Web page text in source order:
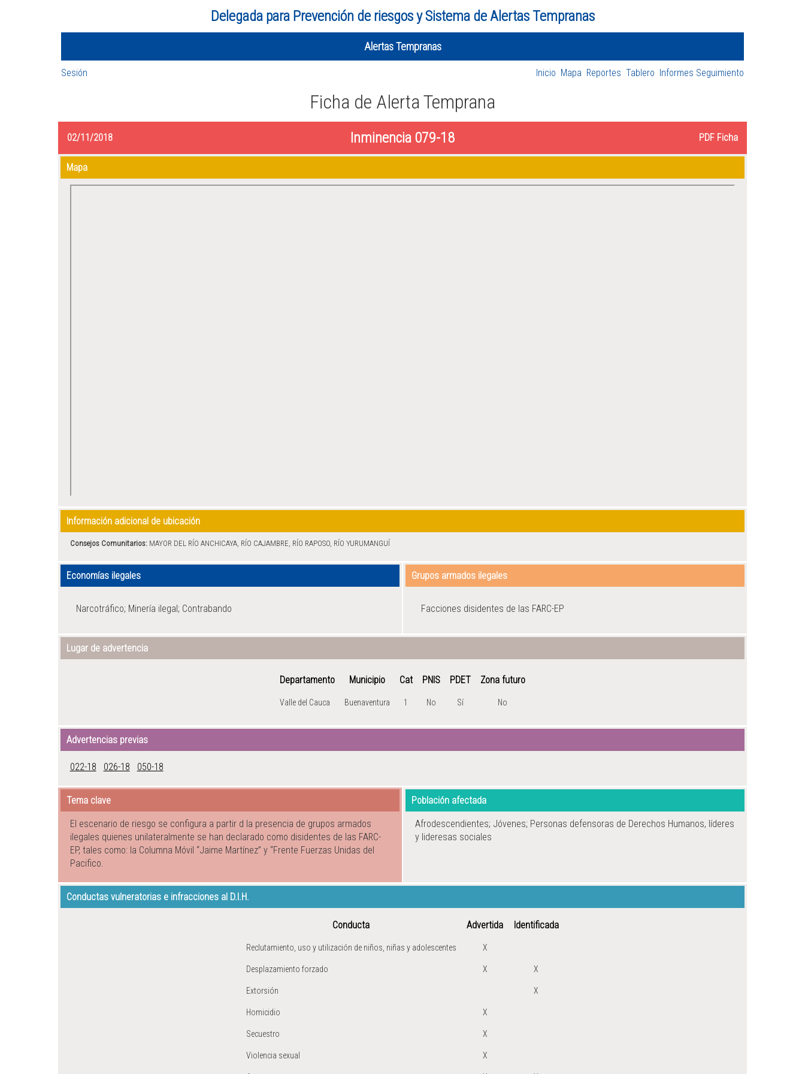
Delegada para Prevención de riesgos y Sistema de Alertas Tempranas
Alertas Tempranas
Inicio Mapa Reportes Tablero Informes Seguimiento
Sesión
Ficha de Alerta Temprana
02/11/2018 Inminencia 079-18 PDF Ficha
Mapa
Información adicional de ubicación
Consejos Comunitarios:MAYOR DEL RÍO ANCHICAYA, RÍO CAJAMBRE, RÍO RAPOSO, RÍO YURUMANGUÍ
Economías ilegales
Narcotráfico; Minería ilegal; Contrabando
Grupos armados ilegales
Facciones disidentes de las FARC-EP
Lugar de advertencia
Departamento Municipio Cat PNIS PDET Zona futuro
Valle del Cauca Buenaventura 1 No Sí No
Advertencias previas
022-18 026-18 050-18
Tema clave
El escenario de riesgo se configura a partir d la presencia de grupos armados
ilegales quienes unilateralmente se han declarado como disidentes de las FARC-
EP, tales como: la Columna Móvil “Jaime Martínez” y “Frente Fuerzas Unidas del
Pacifico.
Población afectada
Afrodescendientes; Jóvenes; Personas defensoras de Derechos Humanos, líderes
y lideresas sociales
Conductas vulneratorias e infracciones al D.I.H.
Conducta Advertida Identificada
Reclutamiento, uso y utilización de niños, niñas y adolescentes X
Desplazamiento forzado X X
Extorsión X
Homicidio X
Secuestro X
Violencia sexual X